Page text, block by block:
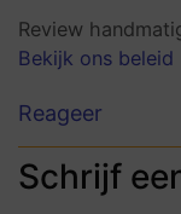
Review
Bekijk ons beleid
Reageer
Schrijf